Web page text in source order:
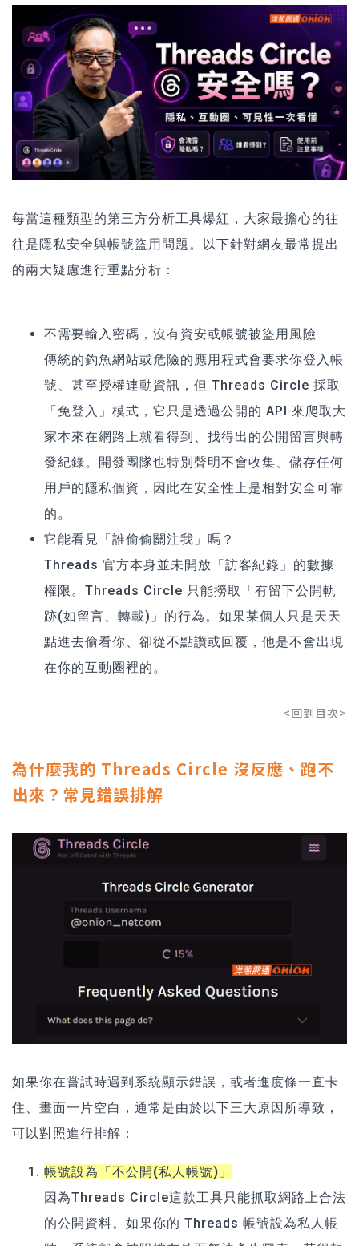
每當這種類型的第三方分析工具爆紅，大家最擔心的往
往是隱私安全與帳號盜用問題。以下針對網友最常提出
的兩大疑慮進行重點分析：
不需要輸入密碼，沒有資安或帳號被盜用風險
傳統的釣魚網站或危險的應用程式會要求你登入帳
號、甚至授權連動資訊，但 Threads Circle 採取
「免登入」模式，它只是透過公開的 API 來爬取大
家本來在網路上就看得到、找得出的公開留言與轉
發紀錄。開發團隊也特別聲明不會收集、儲存任何
用戶的隱私個資，因此在安全性上是相對安全可靠
的。
它能看見「誰偷偷關注我」嗎？
Threads 官方本身並未開放「訪客紀錄」的數據
權限。Threads Circle 只能撈取「有留下公開軌
跡(如留言、轉載)」的行為。如果某個人只是天天
點進去偷看你、卻從不點讚或回覆，他是不會出現
在你的互動圈裡的。
<回到目次>
為什麼我的 Threads Circle 沒反應、跑不
出來？常見錯誤排解
如果你在嘗試時遇到系統顯示錯誤，或者進度條一直卡
住、畫面一片空白，通常是由於以下三大原因所導致，
可以對照進行排解：
帳號設為「不公開(私人帳號)」
因為Threads Circle這款工具只能抓取網路上合法
的公開資料。如果你的 Threads 帳號設為私人帳